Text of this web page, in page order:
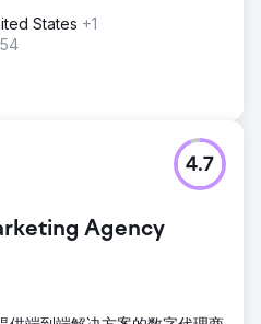
States +1
Agency
4.7